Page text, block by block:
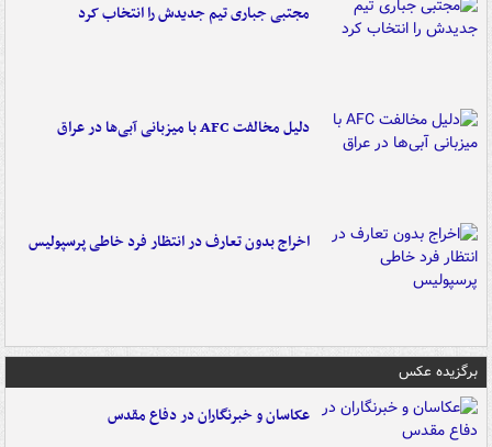
مجتبی جباری تیم جدیدش را انتخاب کرد
دلیل مخالفت AFC با میزبانی آبی‌ها در عراق
اخراج بدون تعارف در انتظار فرد خاطی پرسپولیس
برگزیده عکس
عکاسان و خبرنگاران در دفاع مقدس